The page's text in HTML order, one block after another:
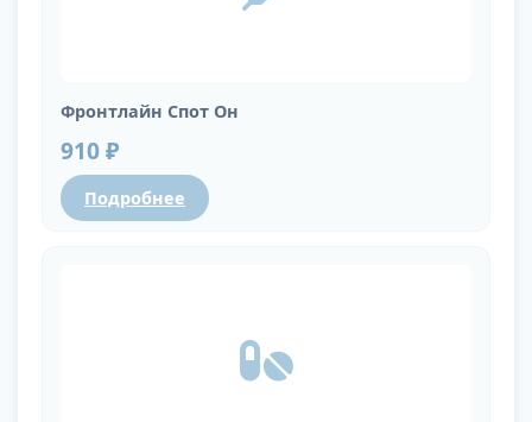
Фронтлайн Спот Он
910 ₽
Подробнее